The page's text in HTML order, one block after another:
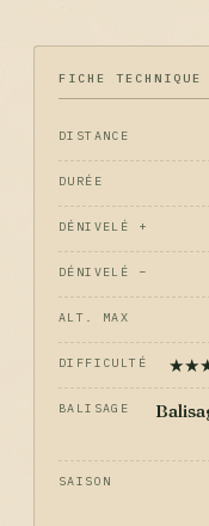
FICHE TECHNIQUE
DISTANCE
DURÉE
DÉNIVELÉ +
DÉNIVELÉ −
ALT. MAX
DIFFICULTÉ
BALISAGE
SAISON